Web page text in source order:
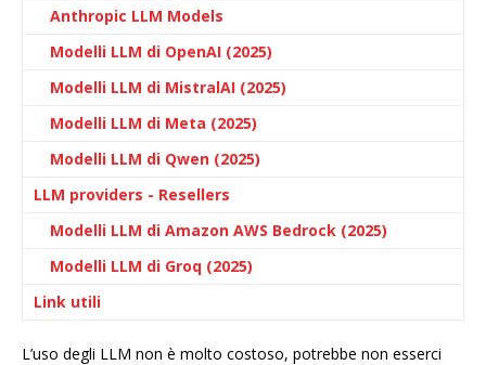
Anthropic LLM Models
Modelli LLM di OpenAI (2025)
Modelli LLM di MistralAI (2025)
Modelli LLM di Meta (2025)
Modelli LLM di Qwen (2025)
LLM providers - Resellers
Modelli LLM di Amazon AWS Bedrock (2025)
Modelli LLM di Groq (2025)
Link utili
L’uso degli LLM non è molto costoso, potrebbe non esserci